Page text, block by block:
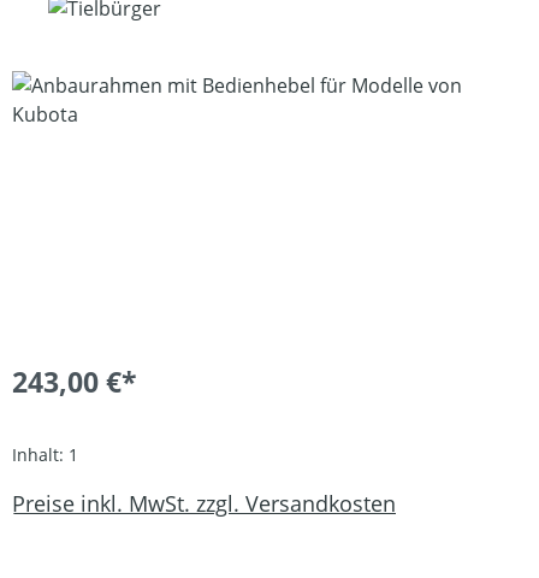
Bildergalerie überspringen
243,00 €*
Inhalt: 1
Preise inkl. MwSt. zzgl. Versandkosten